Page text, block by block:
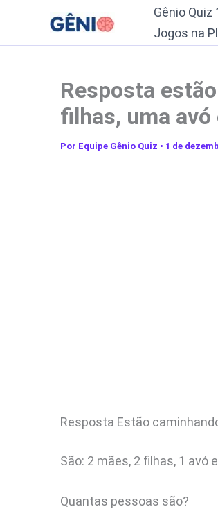
o
Gênio Quiz
Jogos na
Resposta
filhas, uma avó
Por Equipe Gênio Quiz • 1 de
Resposta Estão
São: 2 mães, 2 filhas, 1 avó
Quantas pessoas são?